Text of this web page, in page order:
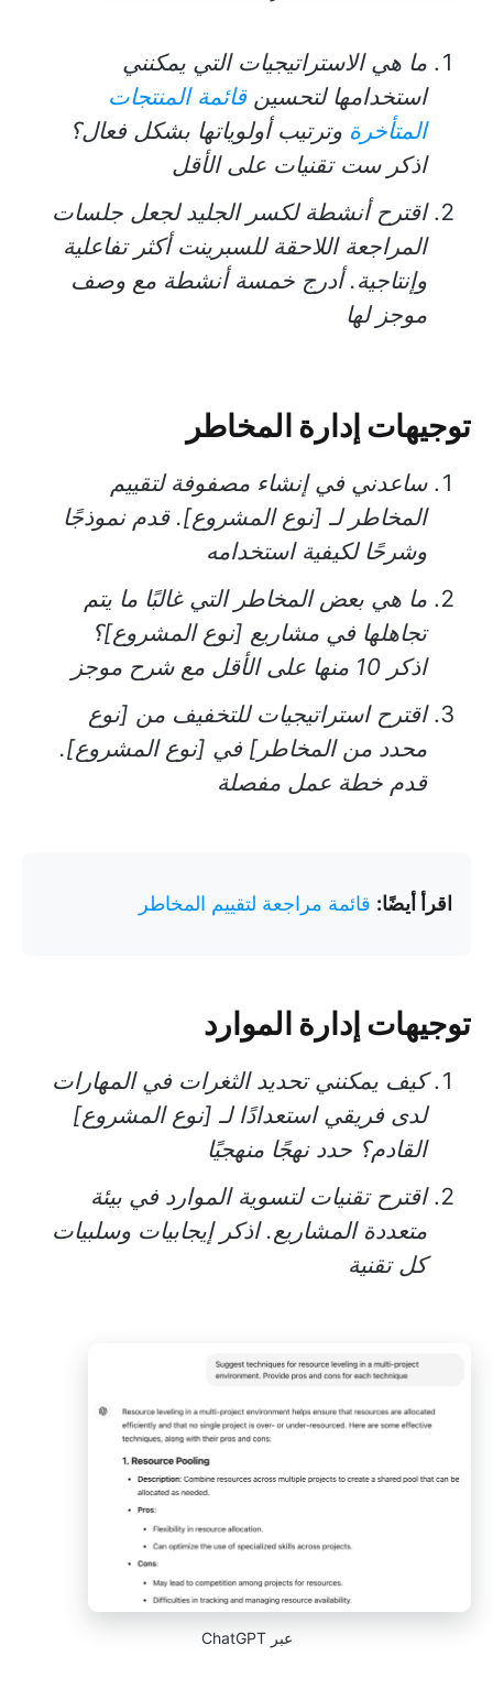
ما هي الاستراتيجيات التي يمكنني
استخدامها لتحسينقائمة المنتجات
المتأخرة وترتيب أولوياتها بشكل فعال؟
اذكر ست تقنيات على الأقل
اقترح أنشطة لكسر الجليد لجعل جلسات
المراجعة اللاحقة للسبرينت أكثر تفاعلية
وإنتاجية. أدرج خمسة أنشطة مع وصف
موجز لها
توجيهات إدارة المخاطر
ساعدني في إنشاء مصفوفة لتقييم
المخاطر لـ [نوع المشروع]. قدم نموذجًا
وشرحًا لكيفية استخدامه
ما هي بعض المخاطر التي غالبًا ما يتم
تجاهلها في مشاريع [نوع المشروع]؟
اذكر 10 منها على الأقل مع شرح موجز
اقترح استراتيجيات للتخفيف من [نوع
محدد من المخاطر] في [نوع المشروع].
قدم خطة عمل مفصلة
اقرأ أيضًا: قائمة مراجعة لتقييم المخاطر
توجيهات إدارة الموارد
كيف يمكنني تحديد الثغرات في المهارات
لدى فريقي استعدادًا لـ [نوع المشروع]
القادم؟ حدد نهجًا منهجيًا
اقترح تقنيات لتسوية الموارد في بيئة
متعددة المشاريع. اذكر إيجابيات وسلبيات
كل تقنية
عبر ChatGPT